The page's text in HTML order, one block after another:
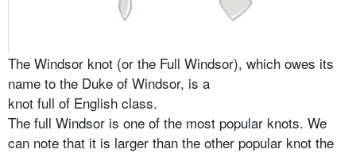
The Windsor knot (or the Full Windsor), which owes its
name to the Duke of Windsor, is a
knot full of English class.
The full Windsor is one of the most popular knots. We
can note that it is larger than the other popular knot the